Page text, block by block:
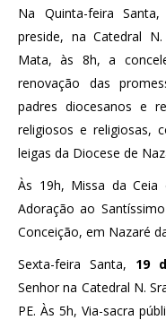
Na Quinta-feira Santa,
preside, na Catedral
Mata, às 8h, a
renovação das
padres diocesanos e
religiosos e religiosas,
leigas da Diocese de
Às 19h, Missa da Ceia
Adoração ao
Conceição, em Nazaré
Sexta-feira Santa, 19
Senhor na Catedral N.
PE. Às 5h, Via-sacra